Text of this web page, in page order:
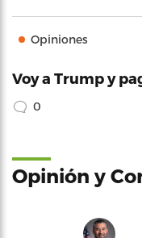
Opiniones
Voy a Trump y
0
Opinión y